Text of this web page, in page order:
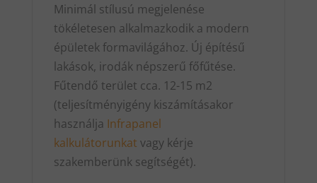
Minimál stílusú megjelenése
tökéletesen alkalmazkodik a modern
épületek formavilágához. Új építésű
lakások, irodák népszerű főfűtése.
Fűtendő terület cca. 12-15 m2
(teljesítményigény kiszámításakor
használja Infrapanel
kalkulátorunkat vagy kérje
szakemberünk segítségét).